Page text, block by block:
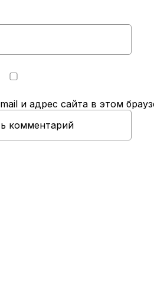
и адрес сайта в этом